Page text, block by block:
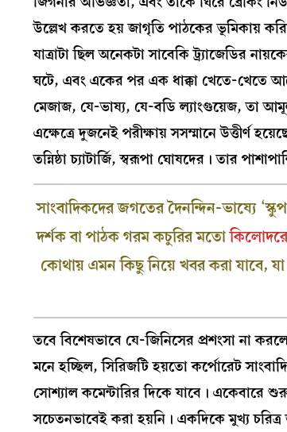
উল্লেখ করতে হয় জাগৃতি পাঠকের ভূমিকায়
যাত্রাটা ছিল অনেকটা সাবেকি ট্র্যাজেডির
ঘটে, এবং একের পর এক ধাক্কা খেতে-খেতে
মেজাজ, যে-ভাষ্য, যে-বডি ল্যাংগুয়েজ, তা
এক্ষেত্রে দুজনেই পরীক্ষায় সসম্মানে উত্তীর্ণ
তন্নিষ্ঠা চ্যাটার্জি, স্বরূপা ঘোষদের। তার
সাংবাদিকদের জগতের দৈনন্দিন-ভাষ্যে
দর্শক বা পাঠক গরম কচুরির মতোকিলোদরে
কোথায় এমন কিছু নিয়ে খবর করা যাবে,
তবে বিশেষভাবে যে-জিনিসের প্রশংসা না
মনে হচ্ছিল, সিরিজটি হয়তো কর্পোরেট
সোশ্যাল কমেন্টারির দিকে যাবে। একেবারে
সচেতনভাবেই করা হয়নি। একদিকে মুখ্য চরিত্র